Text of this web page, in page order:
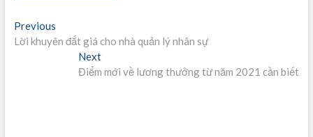
Điều
hướng
PreviousPrevious
post:
Lời khuyên đắt giá cho nhà quản lý nhân sự
NextNext
post:
Điểm mới về lương thưởng từ năm 2021 cần biết